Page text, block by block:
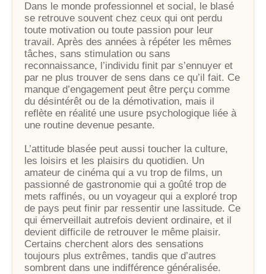
Dans le monde professionnel et social, le blasé
se retrouve souvent chez ceux qui ont perdu
toute motivation ou toute passion pour leur
travail. Après des années à répéter les mêmes
tâches, sans stimulation ou sans
reconnaissance, l’individu finit par s’ennuyer et
par ne plus trouver de sens dans ce qu’il fait. Ce
manque d’engagement peut être perçu comme
du désintérêt ou de la démotivation, mais il
reflète en réalité une usure psychologique liée à
une routine devenue pesante.
L’attitude blasée peut aussi toucher la culture,
les loisirs et les plaisirs du quotidien. Un
amateur de cinéma qui a vu trop de films, un
passionné de gastronomie qui a goûté trop de
mets raffinés, ou un voyageur qui a exploré trop
de pays peut finir par ressentir une lassitude. Ce
qui émerveillait autrefois devient ordinaire, et il
devient difficile de retrouver le même plaisir.
Certains cherchent alors des sensations
toujours plus extrêmes, tandis que d’autres
sombrent dans une indifférence généralisée.